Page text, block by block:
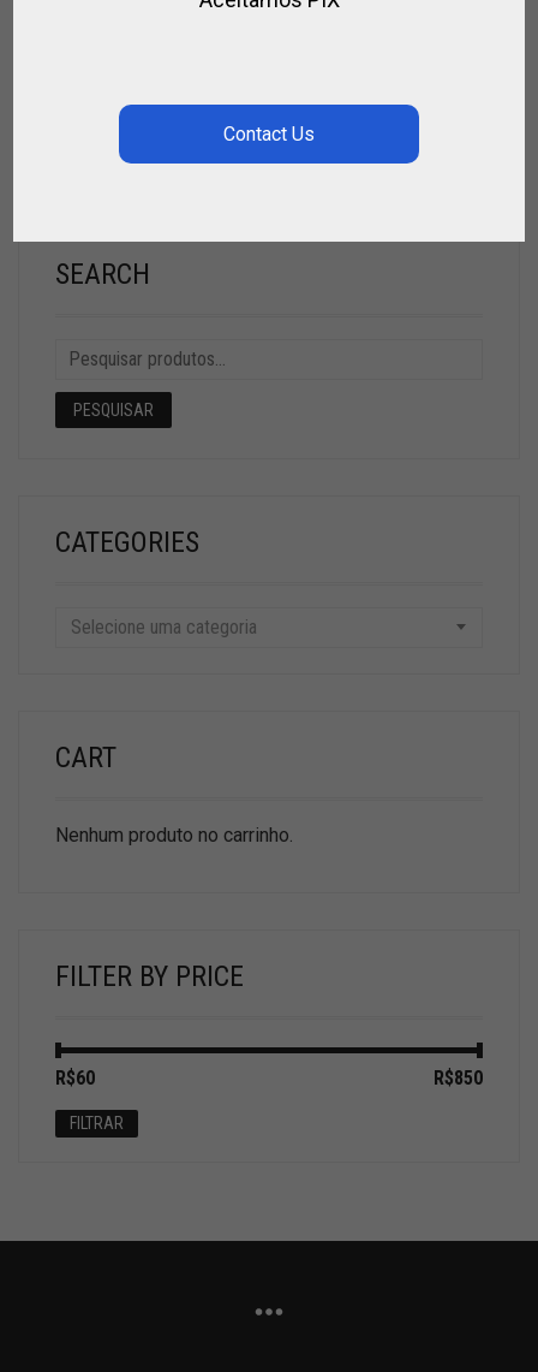
SPIRIT OF POLO
117,00
SEARCH
PESQUISAR
CATEGORIES
Selecione uma categoria
CART
Nenhum produto no carrinho.
FILTER BY PRICE
Preço
Preço
FILTRAR
R$60 R$850